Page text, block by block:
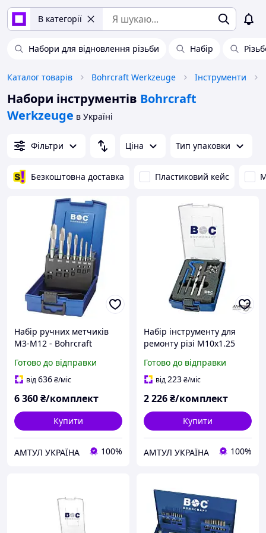
В категорії
Набори для відновлення різьби Набір
Каталог товарів Bohrcraft Werkzeuge Інструменти
Набори інструментів Bohrcraft
Werkzeuge в Україні
Фільтри Ціна Тип упаковки
Безкоштовна доставка Пластиковий кейс
Набір ручних метчиків
M3-M12 - Bohrcraft
Готово до відправки
від636₴/міс
6 360₴/комплект
Купити
АМТУЛ УКРАЇНА 100%
Набір інструменту для
ремонту різі M10x1.25
Готово до відправки
від223₴/міс
2 226₴/комплект
Купити
АМТУЛ УКРАЇНА 100%